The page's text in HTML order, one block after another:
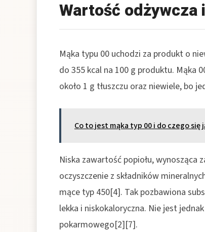
Wartość odżywcza
Mąka typu 00 uchodzi za produkt o
do 355 kcal na 100 g produktu. Mąka
około 1 g tłuszczu oraz niewiele, bo
Co to jest mąka typ 00 i do czego się
Niska zawartość popiołu, wynosząca
oczyszczenie z składników
mące typ 450[4]. Tak pozbawiona
lekka i niskokaloryczna. Nie jest
pokarmowego[2][7].